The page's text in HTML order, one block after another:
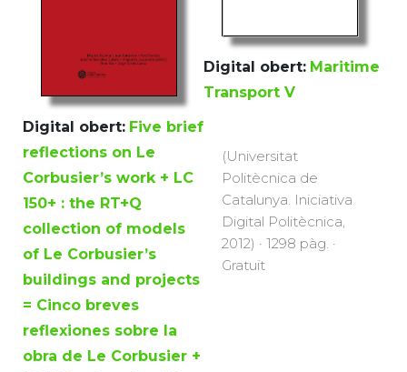
Digital obert: Five brief
reflections on Le
Corbusier’s work + LC
150+ : the RT+Q
collection of models
of Le Corbusier’s
buildings and projects
= Cinco breves
reflexiones sobre la
obra de Le Corbusier +
Digital obert: Maritime
Transport V
(Universitat
Politècnica de
Catalunya. Iniciativa
Digital Politècnica,
2012) · 1298 pàg. ·
Gratuït